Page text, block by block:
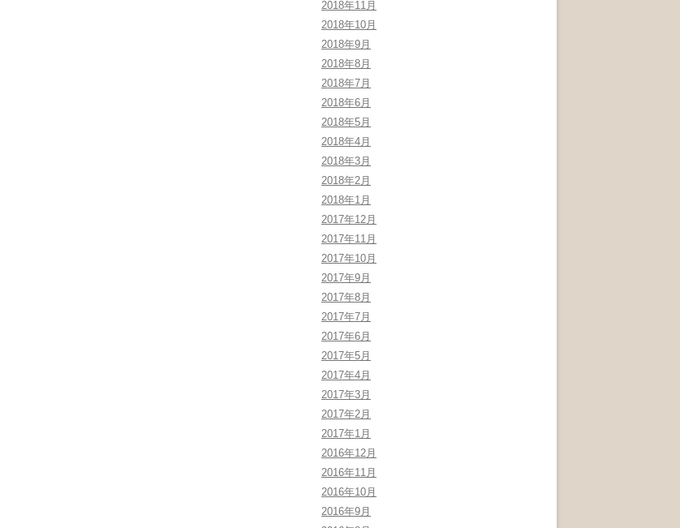
2018年11月
2018年10月
2018年9月
2018年8月
2018年7月
2018年6月
2018年5月
2018年4月
2018年3月
2018年2月
2018年1月
2017年12月
2017年11月
2017年10月
2017年9月
2017年8月
2017年7月
2017年6月
2017年5月
2017年4月
2017年3月
2017年2月
2017年1月
2016年12月
2016年11月
2016年10月
2016年9月